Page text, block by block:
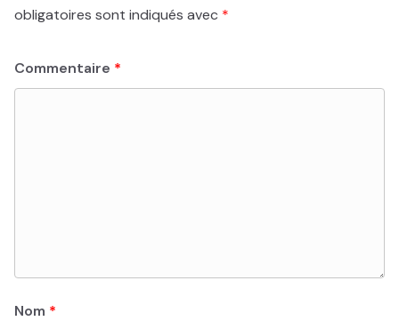
obligatoires sont indiqués avec *
Commentaire *
Nom *